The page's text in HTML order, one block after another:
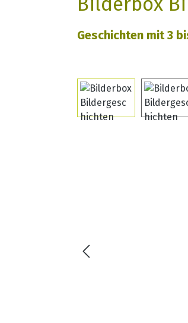
Geschichten mit 3
Bildergalerie